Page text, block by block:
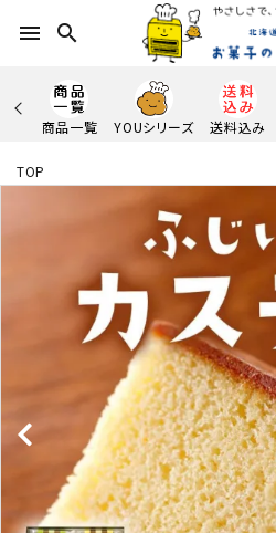
menu search
商品一覧 YOUシリーズ 送料込み
TOP